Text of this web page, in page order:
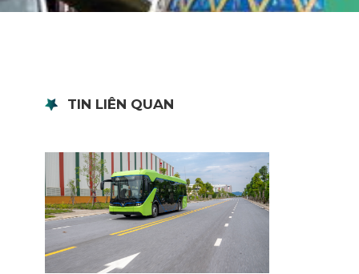
TIN LIÊN QUAN